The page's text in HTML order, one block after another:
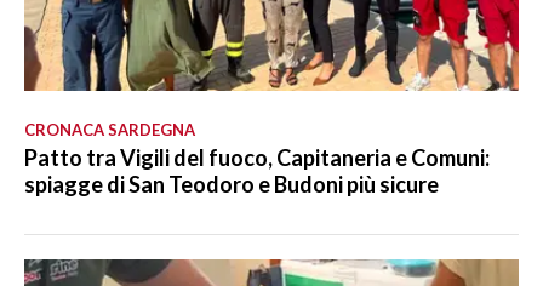
CRONACA SARDEGNA
Patto tra Vigili del fuoco, Capitaneria e Comuni:
spiagge di San Teodoro e Budoni più sicure